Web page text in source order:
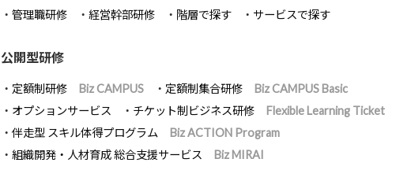
管理職研修
経営幹部研修 階層で探す サービスで探す
公開型研修
定額制研修 Biz CAMPUS 定額制集合研修
Biz CAMPUS Basic
オプションサービス
チケット制ビジネス研修
Flexible Learning Ticket
伴走型 スキル体得プログラム
Biz ACTION Program
組織開発・人材育成 総合支援サービス
Biz MIRAI